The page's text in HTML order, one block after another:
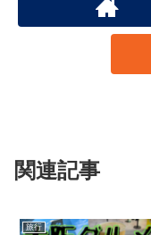
関連記事
旅行